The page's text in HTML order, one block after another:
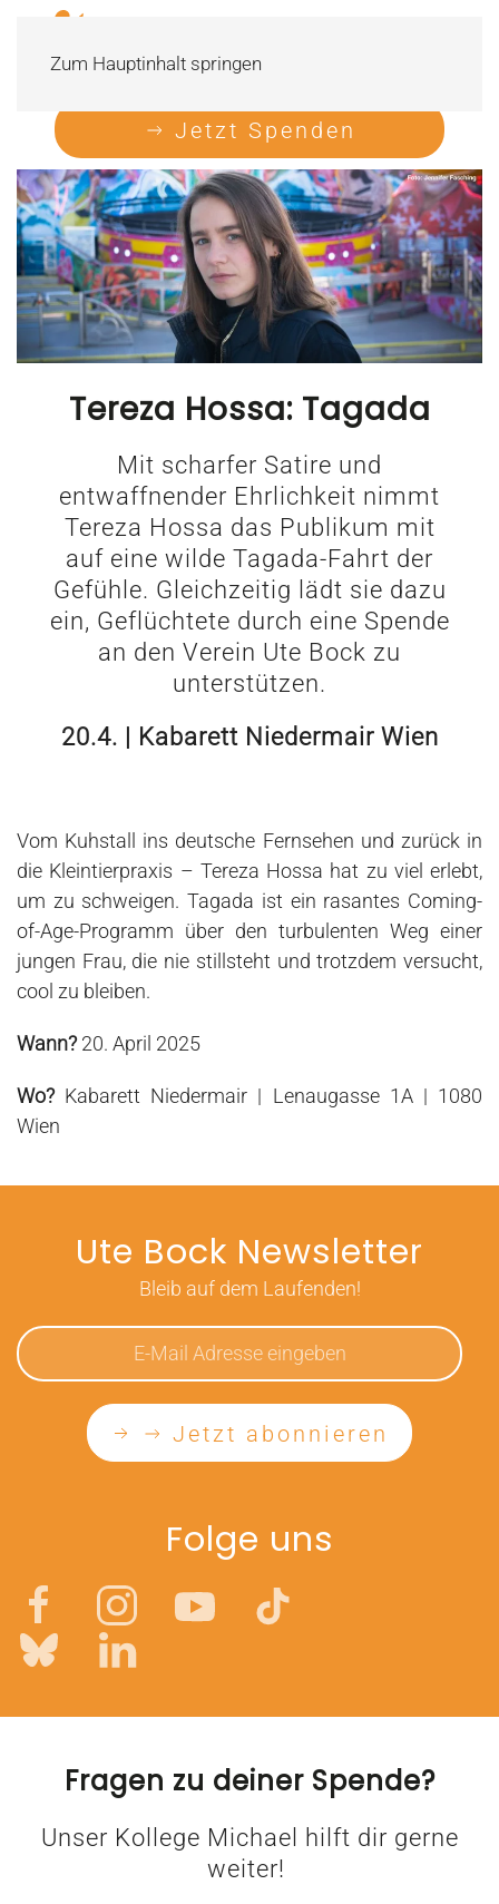
Zum Hauptinhalt springen
Jetzt Spenden
Tereza Hossa: Tagada
Mit scharfer Satire und
entwaffnender Ehrlichkeit nimmt
Tereza Hossa das Publikum mit
auf eine wilde Tagada-Fahrt der
Gefühle. Gleichzeitig lädt sie dazu
ein, Geflüchtete durch eine Spende
an den Verein Ute Bock zu
unterstützen.
20.4. | Kabarett Niedermair Wien
Vom Kuhstall ins deutsche Fernsehen und zurück in
die Kleintierpraxis – Tereza Hossa hat zu viel erlebt,
um zu schweigen. Tagada ist ein rasantes Coming-
of-Age-Programm über den turbulenten Weg einer
jungen Frau, die nie stillsteht und trotzdem versucht,
cool zu bleiben.
Wann?20. April 2025
Wo?Kabarett Niedermair | Lenaugasse 1A| 1080
Wien
Ute Bock Newsletter
Bleib auf dem Laufenden!
Jetzt abonnieren
Folge uns
Fragen zu deiner Spende?
Unser Kollege Michael hilft dir gerne
weiter!